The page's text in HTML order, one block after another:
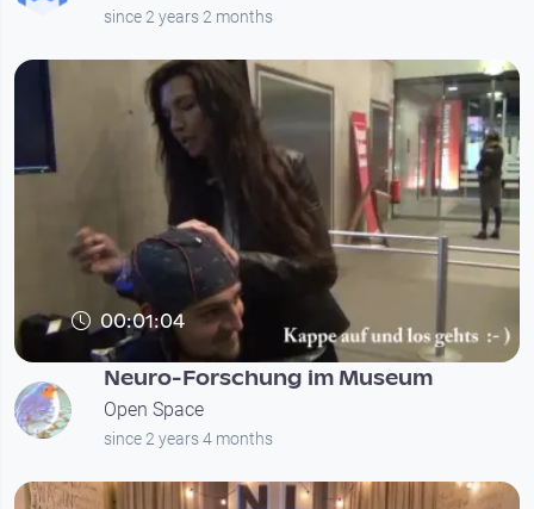
since 2 years 2 months
00:01:04
Neuro-Forschung im Museum
Open Space
since 2 years 4 months